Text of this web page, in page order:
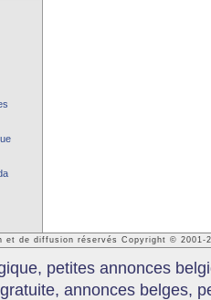
et de diffusion réservés Copyright © 2001-
petites annonces
annonces belges,